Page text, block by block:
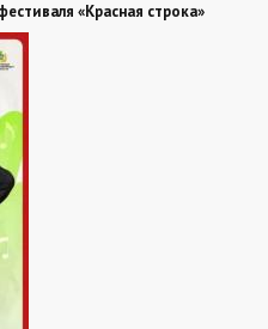
«Красная строка»